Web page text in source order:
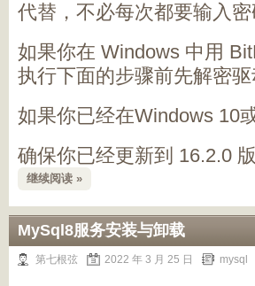
代替，不必每次都要输入密
如果你在 Windows 中用
执行下面的步骤前先解密驱
如果你已经在Windows 10
确保你已经更新到 16.2.0 版
继续阅读 »
MySql8服务安装与卸载
第七根弦 2022 年 3 月 25 日 mysql